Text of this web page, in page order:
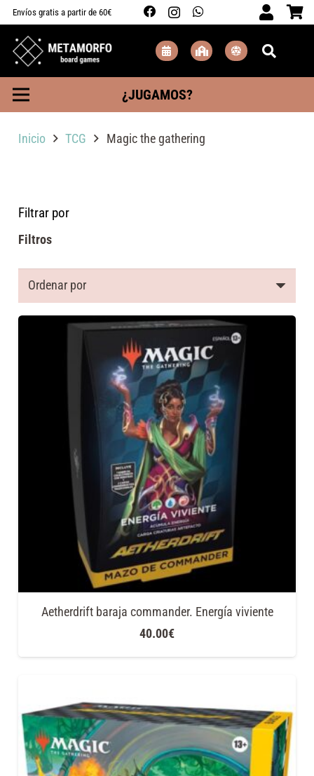
Envíos gratis a partir de 60€
¿JUGAMOS?
Inicio TCG Magic the gathering
Filtrar por
Filtros
Aetherdrift baraja commander. Energía viviente
40.00€